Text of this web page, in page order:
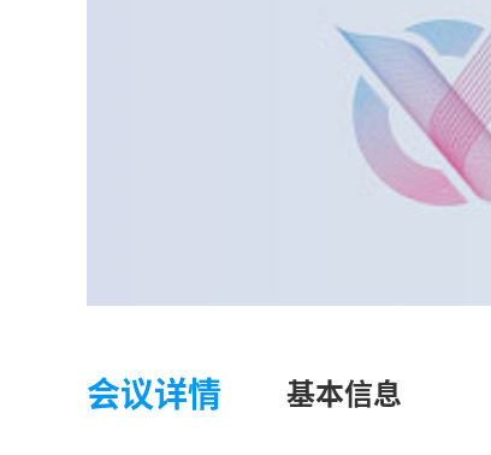
会议详情 基本信息